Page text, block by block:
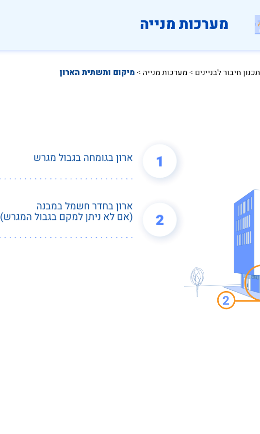
מערכות מנייה
תכנון חיבור לבניינים > מערכות מנייה > מיקום ותשתית הארון
1 ארון בגומחה בגבול מגרש
2
ארון בחדר חשמל במבנה
(אם לא ניתן למקם בגבול המגרש)